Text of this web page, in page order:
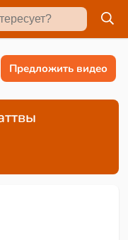
Предложить видео